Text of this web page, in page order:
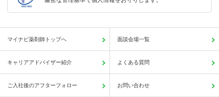
マイナビ薬剤師トップへ 面談会場一覧
キャリアアドバイザー紹介 よくある質問
ご入社後のアフターフォロー お問い合わせ